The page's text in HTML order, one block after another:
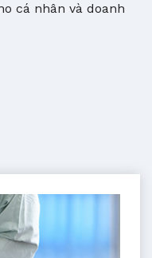
cá nhân và doanh